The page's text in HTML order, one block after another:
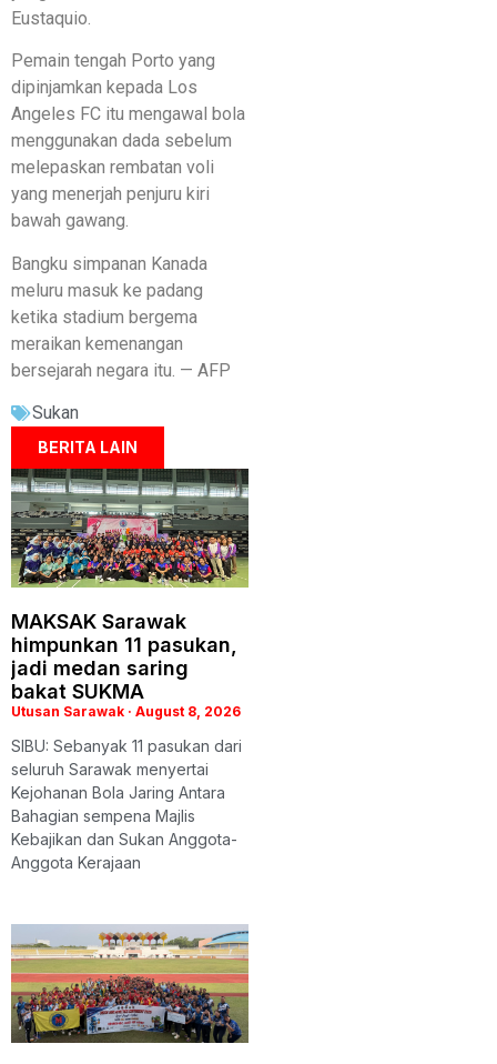
Eustaquio.
Pemain tengah Porto yang
dipinjamkan kepada Los
Angeles FC itu mengawal bola
menggunakan dada sebelum
melepaskan rembatan voli
yang menerjah penjuru kiri
bawah gawang.
Bangku simpanan Kanada
meluru masuk ke padang
ketika stadium bergema
meraikan kemenangan
bersejarah negara itu. — AFP
Sukan
BERITA LAIN
MAKSAK Sarawak
himpunkan 11 pasukan,
jadi medan saring
bakat SUKMA
Utusan Sarawak August 8, 2026
SIBU: Sebanyak 11 pasukan dari
seluruh Sarawak menyertai
Kejohanan Bola Jaring Antara
Bahagian sempena Majlis
Kebajikan dan Sukan Anggota-
Anggota Kerajaan